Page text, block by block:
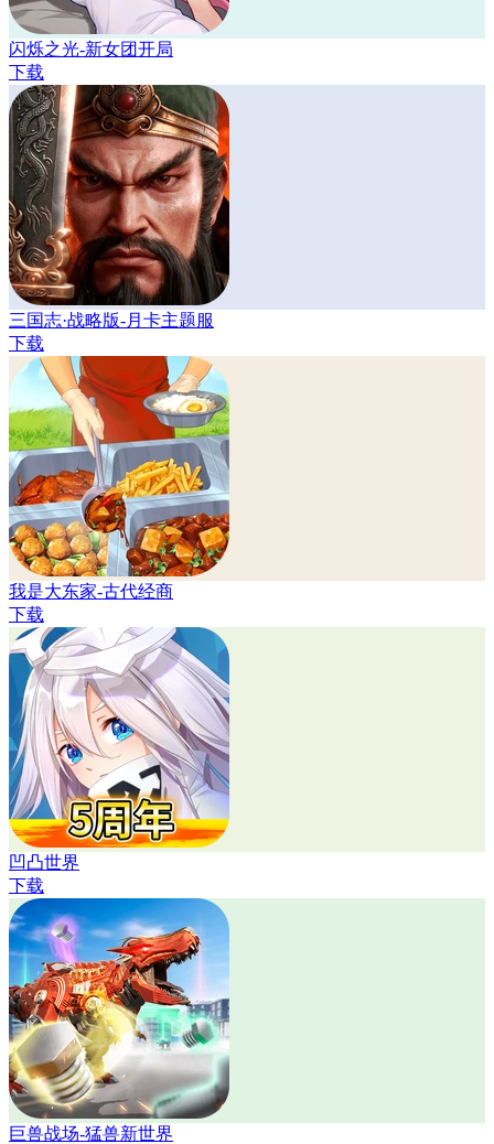
闪烁之光-新女团开局
下载
三国志·战略版-月卡主题服
下载
我是大东家-古代经商
下载
凹凸世界
下载
巨兽战场-猛兽新世界